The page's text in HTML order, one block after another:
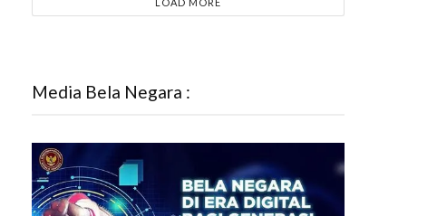
LOAD MORE
Media Bela Negara :